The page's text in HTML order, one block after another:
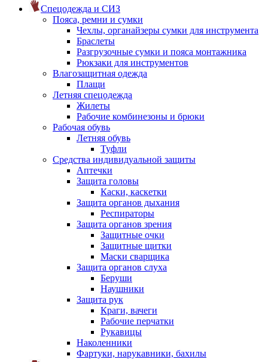
Спецодежда и СИЗ
Пояса, ремни и сумки
Чехлы, органайзеры сумки для инструмента
Браслеты
Разгрузочные сумки и пояса монтажника
Рюкзаки для инструментов
Влагозащитная одежда
Плащи
Летняя спецодежда
Жилеты
Рабочие комбинезоны и брюки
Рабочая обувь
Летняя обувь
Туфли
Средства индивидуальной защиты
Аптечки
Защита головы
Каски, каскетки
Защита органов дыхания
Респираторы
Защита органов зрения
Защитные очки
Защитные щитки
Маски сварщика
Защита органов слуха
Беруши
Наушники
Защита рук
Краги, вачеги
Рабочие перчатки
Рукавицы
Наколенники
Фартуки, нарукавники, бахилы